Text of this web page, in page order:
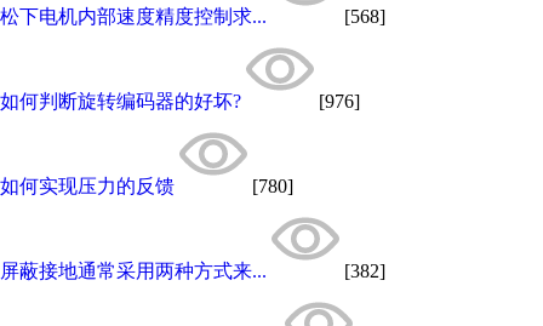
松下电机内部速度精度控制求... [568]
如何判断旋转编码器的好坏? [976]
如何实现压力的反馈 [780]
屏蔽接地通常采用两种方式来... [382]